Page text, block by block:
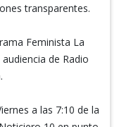
transparentes.
Feminista La
de Radio
a las 7:10 de la